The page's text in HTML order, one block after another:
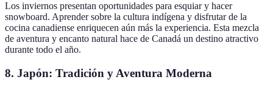
Los inviernos presentan oportunidades para esquiar y hacer
snowboard. Aprender sobre la cultura indígena y disfrutar de la
cocina canadiense enriquecen aún más la experiencia. Esta mezcla
de aventura y encanto natural hace de Canadá un destino atractivo
durante todo el año.
8. Japón: Tradición y Aventura Moderna